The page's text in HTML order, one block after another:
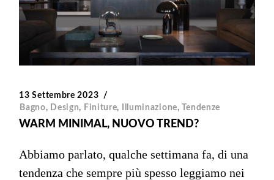
13 Settembre 2023
Bagno, Design, Finiture, Illuminazione, Tendenze
WARM MINIMAL, NUOVO TREND?
Abbiamo parlato, qualche settimana fa, di una
tendenza che sempre più spesso leggiamo nei